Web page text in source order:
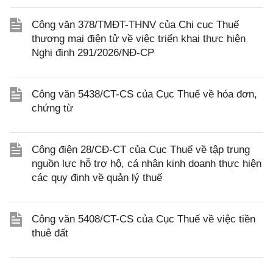
Công văn 378/TMĐT-THNV của Chi cục Thuế
thương mại điện tử về việc triển khai thực hiện
Nghị định 291/2026/NĐ-CP
Công văn 5438/CT-CS của Cục Thuế về hóa đơn,
chứng từ
Công điện 28/CĐ-CT của Cục Thuế về tập trung
nguồn lực hỗ trợ hộ, cá nhân kinh doanh thực hiện
các quy định về quản lý thuế
Công văn 5408/CT-CS của Cục Thuế về việc tiền
thuê đất